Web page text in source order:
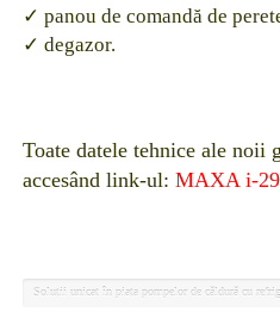
✓ panou de comandă de
✓ degazor.
Toate datele tehnice ale noii
accesând link-ul: MAXA i-
Soluții unicat în piața pompelor de căldură cu